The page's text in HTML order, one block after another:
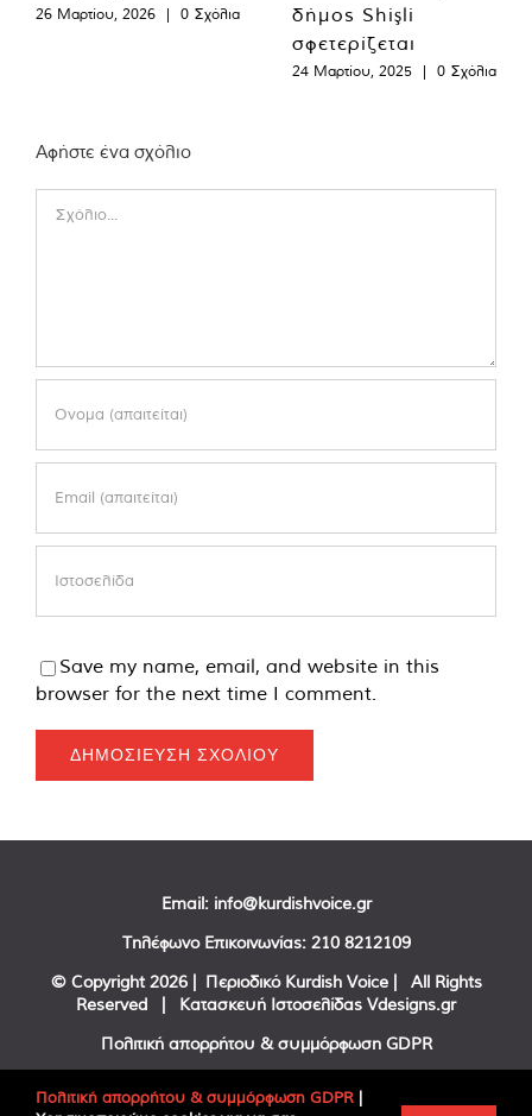
26 Μαρτίου, 2026 | 0 Σχόλια
δήμος Shişli
σφετερίζεται
24 Μαρτίου, 2025 | 0 Σχόλια
Αφήστε ένα σχόλιο
Save my name, email, and website in this
browser for the next time I comment.
Email: info@kurdishvoice.gr
Τηλέφωνο Επικοινωνίας: 210 8212109
© Copyright 2026 | Περιοδικό Kurdish Voice | All Rights
Reserved | Κατασκευή Ιστοσελίδας Vdesigns.gr
Πολιτική απορρήτου & συμμόρφωση GDPR
Πολιτική απορρήτου & συμμόρφωση GDPR |